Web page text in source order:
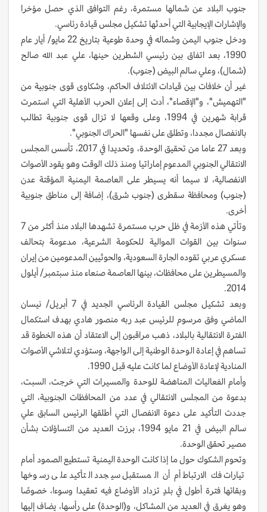
جنوب البلاد عن شمالها مستمرة، رغم التوافق الذي حصل مؤخرا
والإشارات الإيجابية التي أحدثها تشكيل مجلس قيادة رئاسي.
ودخل جنوب اليمن وشماله في وحدة طوعية بتاريخ 22 مايو/ أيار عام
1990، بعد اتفاق بين رئيسي الشطرين حينها، علي عبد الله صالح
(شمال)، وعلي سالم البيض (جنوب).
غير أن خلافات بين قيادات الائتلاف الحاكم، وشكاوى قوى جنوبية من
"التهميش"، و"الإقصاء"، أدت إلى إعلان الحرب الأهلية التي استمرت
قرابة شهرين في 1994، وعلى وقعها لا تزال قوى جنوبية تطالب
بالانفصال مجددا، وتطلق على نفسها "الحراك الجنوبي".
وبعد 27 عاما من تحقيق الوحدة، وتحديدا في 2017، تأسس المجلس
الانتقالي الجنوبي المدعوم إماراتيا ومنذ ذلك الوقت وهو يقود الأصوات
الانفصالية، لا سيما أنه يسيطر على العاصمة اليمنية المؤقتة عدن
(جنوب) ومحافظة سقطرى (جنوب شرق)، إضافة إلى مناطق جنوبية
أخرى.
وتأتي هذه الأزمة في ظل حرب مستمرة تشهدها البلاد منذ أكثر من 7
سنوات بين القوات الموالية للحكومة الشرعية، مدعومة بتحالف
عسكري عربي تقوده الجارة السعودية، والحوثيين المدعومين من إيران
والمسيطرين على محافظات، بينها العاصمة صنعاء منذ سبتمبر/ أيلول
2014.
وبعد تشكيل مجلس القيادة الرئاسي الجديد في 7 أبريل/ نيسان
الماضي وفق مرسوم للرئيس عبد ربه منصور هادي بهدف استكمال
الفترة الانتقالية بالبلاد، ذهب مراقبون إلى الاعتقاد أن هذه الخطوة قد
تساهم في إعادة الوحدة الوطنية إلى الواجهة، وستؤدي لتلاشي الأصوات
المنادية لإعادة الأوضاع لما كانت عليه قبل 1990.
وأمام الفعاليات المناهضة للوحدة والمسيرات التي خرجت، السبت،
بدعوة من المجلس الانتقالي في عدد من المحافظات الجنوبية، التي
جددت التأكيد على دعوة الانفصال التي أطلقها الرئيس السابق علي
سالم البيض في 21 مايو 1994، برزت العديد من التساؤلات بشأن
مصير تحقق الوحدة.
وتحوم الشكوك حول ما إذا كانت الوحدة اليمنية تستطيع الصمود أمام
تيارات فك الارتباط أم أن المستقبل سيجدد التأكيد على رسوخها
وبقائها فترة أطول في بلدٍ تزداد الأوضاع فيه تعقيدا وسوءا، خصوصًا
وهو يغرق في العديد من المشاكل، و(الوحدة) على رأسها، يضاف إليها